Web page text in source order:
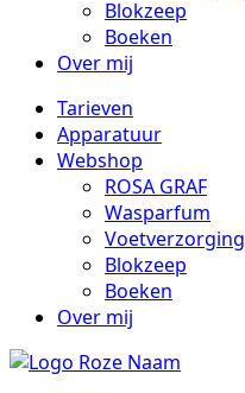
Blokzeep
Boeken
Over mij
Tarieven
Apparatuur
Webshop
ROSA GRAF
Wasparfum
Voetverzorging
Blokzeep
Boeken
Over mij